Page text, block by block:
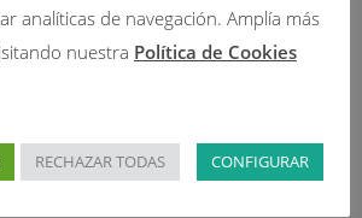
131-VESTIDOS
5040 BAMBULA ABEL Y LULA
Seleccionar opciones
analíticas de navegación. Amplía más
nuestra Política de Cookies
RECHAZAR TODAS CONFIGURAR